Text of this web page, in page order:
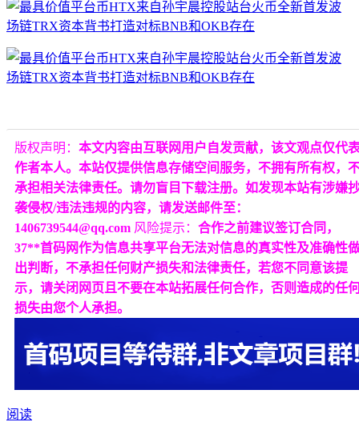
版权声明： 本文内容由互联网用户自发贡献，该文观点仅代
作者本人。本站仅提供信息存储空间服务，不拥有所有权，
承担相关法律责任。请勿盲目下载注册。如发现本站有涉嫌
袭侵权/违法违规的内容，请发送邮件至：
1406739544@qq.com 风险提示： 合作之前建议签订合同，
37**首码网作为信息共享平台无法对信息的真实性及准确性
出判断，不承担任何财产损失和法律责任，若您不同意该提
示，请关闭网页且不要在本站拓展任何合作，否则造成的任
损失由您个人承担。
阅读